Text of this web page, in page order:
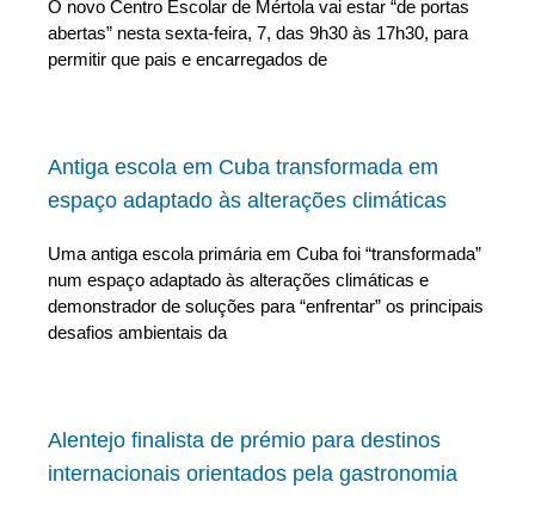
O novo Centro Escolar de Mértola vai estar “de portas
abertas” nesta sexta-feira, 7, das 9h30 às 17h30, para
permitir que pais e encarregados de
Antiga escola em Cuba transformada em
espaço adaptado às alterações climáticas
Uma antiga escola primária em Cuba foi “transformada”
num espaço adaptado às alterações climáticas e
demonstrador de soluções para “enfrentar” os principais
desafios ambientais da
Alentejo finalista de prémio para destinos
internacionais orientados pela gastronomia